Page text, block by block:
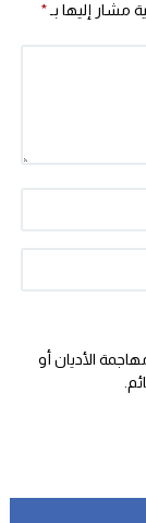
مشار إليها بـ*
الأديان أو